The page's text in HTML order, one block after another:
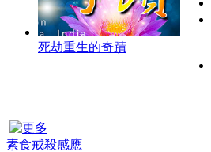
死劫重生的奇蹟
素食戒殺感應